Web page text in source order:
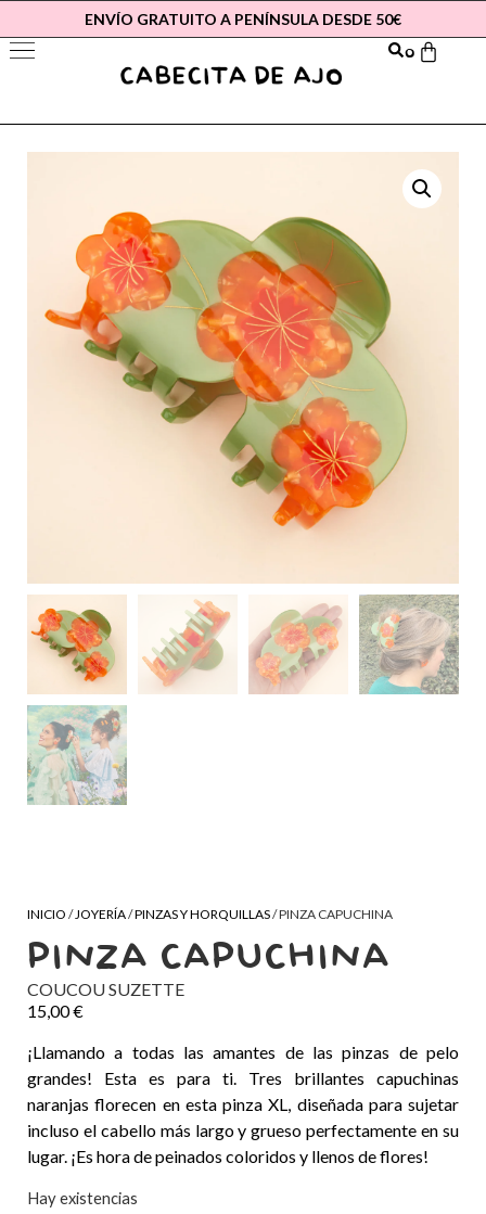
ENVÍO GRATUITO A PENÍNSULA DESDE 50€
0
INICIO /JOYERÍA/PINZAS Y HORQUILLAS/ PINZA CAPUCHINA
PINZA CAPUCHINA
COUCOU SUZETTE
15,00€
¡Llamando a todas las amantes de las pinzas de pelo
grandes! Esta es para ti. Tres brillantes capuchinas
naranjas florecen en esta pinza XL, diseñada para sujetar
incluso el cabello más largo y grueso perfectamente en su
lugar. ¡Es hora de peinados coloridos y llenos de flores!
Hay existencias